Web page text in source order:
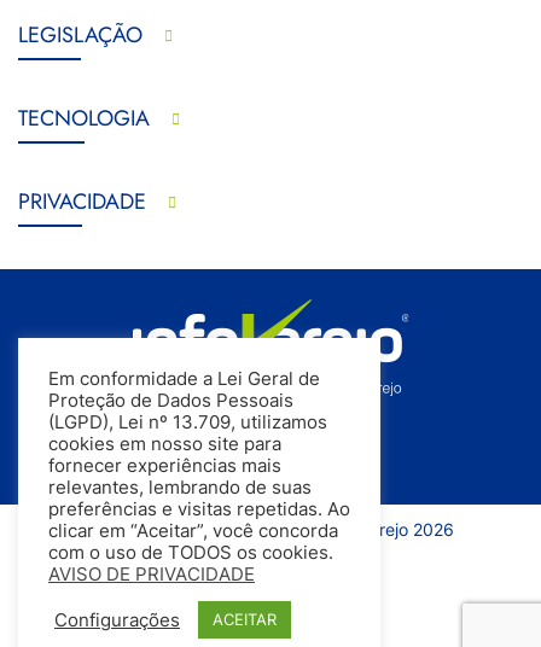
LEGISLAÇÃO
TECNOLOGIA
PRIVACIDADE
Todos os direitos reservados | InfoVarejo 2026
Em conformidade a Lei Geral de
Proteção de Dados Pessoais
(LGPD), Lei nº 13.709, utilizamos
cookies em nosso site para
fornecer experiências mais
relevantes, lembrando de suas
preferências e visitas repetidas. Ao
clicar em “Aceitar”, você concorda
com o uso de TODOS os cookies.
AVISO DE PRIVACIDADE
Configurações ACEITAR